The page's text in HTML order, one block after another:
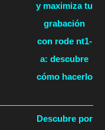
y maximiza tu
grabación
con rode nt1-
a: descubre
cómo hacerlo
Descubre por